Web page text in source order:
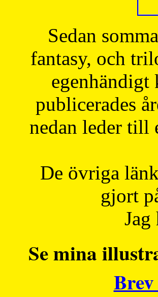
Sedan
fantasy, och
egenhändigt
publicerades
nedan leder till
De övriga
gjort
Se mina